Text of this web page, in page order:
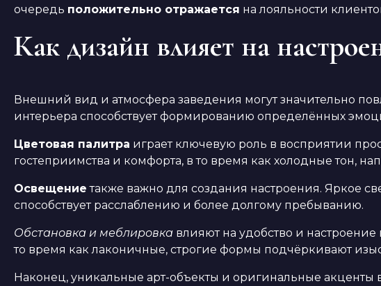
очередь положительно отражается на лояльности
Как дизайн влияет на
Внешний вид и атмосфера заведения могут значительно
интерьера способствует формированию определённых
Цветовая палитра играет ключевую роль в восприятии
гостеприимства и комфорта, в то время как холодные тон,
Освещение также важно для создания настроения. Яркое
способствует расслаблению и более долгому пребыванию.
Обстановка и меблировка влияют на удобство и
то время как лаконичные, строгие формы подчёркивают
Наконец, уникальные арт-объекты и оригинальные